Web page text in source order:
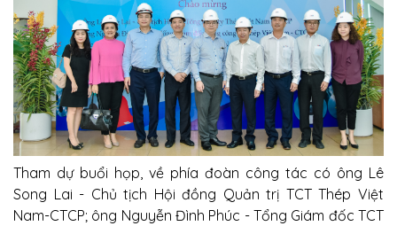
Tham dự buổi họp, về phía đoàn công tác có ông Lê
Song Lai - Chủ tịch Hội đồng Quản trị TCT Thép Việt
Nam-CTCP; ông Nguyễn Đình Phúc - Tổng Giám đốc TCT